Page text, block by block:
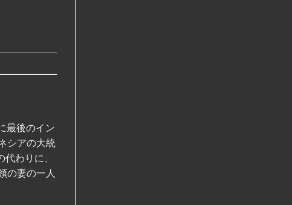
最後のイン
シアの大統
わりに、
の妻の一人